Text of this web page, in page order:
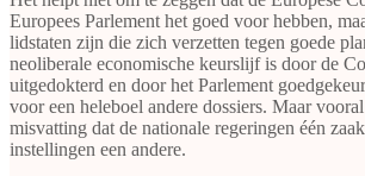
Europees Parlement het goed voor hebben,
lidstaten zijn die zich verzetten tegen goede
neoliberale economische keurslijf is door de
uitgedokterd en door het Parlement
voor een heleboel andere dossiers. Maar
misvatting dat de nationale regeringen één
instellingen een andere.